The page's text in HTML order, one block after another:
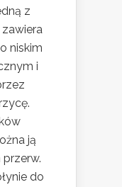
z
niskim
i
ją
do